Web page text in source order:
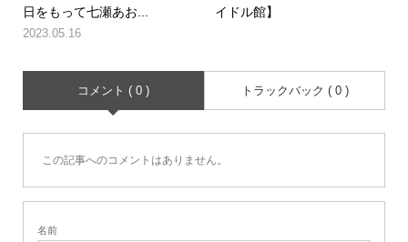
日をもって七瀬あお...
2023.05.16
イドル館】
コメント ( 0 ) トラックバック ( 0 )
この記事へのコメントはありません。
名前